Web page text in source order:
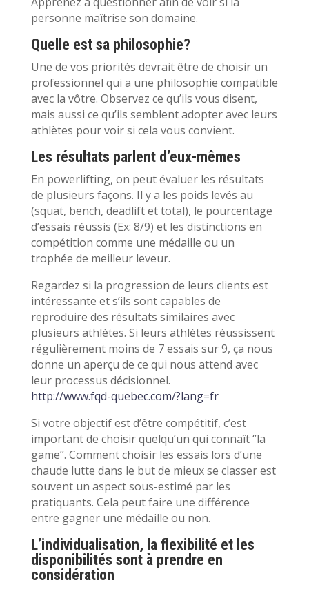
personne maîtrise son domaine.
Quelle est sa philosophie?
Une de vos priorités devrait être de choisir un
professionnel qui a une philosophie compatible
avec la vôtre. Observez ce qu’ils vous disent,
mais aussi ce qu’ils semblent adopter avec leurs
athlètes pour voir si cela vous convient.
Les résultats parlent d’eux-mêmes
En powerlifting, on peut évaluer les résultats
de plusieurs façons. Il y a les poids levés au
(squat, bench, deadlift et total), le pourcentage
d’essais réussis (Ex: 8/9) et les distinctions en
compétition comme une médaille ou un
trophée de meilleur leveur.
Regardez si la progression de leurs clients est
intéressante et s’ils sont capables de
reproduire des résultats similaires avec
plusieurs athlètes. Si leurs athlètes réussissent
régulièrement moins de 7 essais sur 9, ça nous
donne un aperçu de ce qui nous attend avec
leur processus décisionnel.
http://www.fqd-quebec.com/?lang=fr
Si votre objectif est d’être compétitif, c’est
important de choisir quelqu’un qui connaît ‘’la
game’’. Comment choisir les essais lors d’une
chaude lutte dans le but de mieux se classer est
souvent un aspect sous-estimé par les
pratiquants. Cela peut faire une différence
entre gagner une médaille ou non.
L’individualisation, la flexibilité et les
disponibilités sont à prendre en
considération